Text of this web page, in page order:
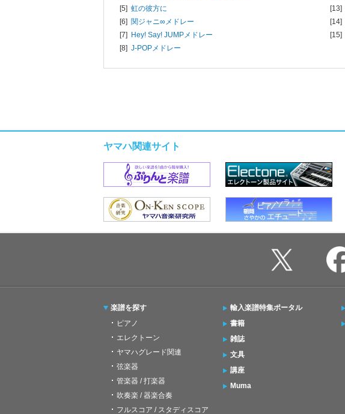
[5] 虹の彼方に
[6] 関ジャニ∞メドレー
[7] Hey! Say! JUMPメドレー
[8] J-POPメドレー
[13]
[14]
[15]
ヤマハ関連サイト
楽譜を探す
ピアノ
エレクトーン
ヤマハグレード関連
弦楽器
管楽器 / 打楽器
吹奏楽 / 器楽合奏
フルスコア / スタディスコア
輸入楽譜特集ポータル
書籍
雑誌
文具
講座
Muma